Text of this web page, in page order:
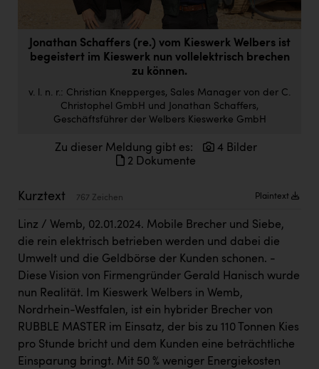
Doppler Gruppe
ERLUS AG
everfield
Firmenradl
Fristads Austria
HIG Infomotion Group
Immotech
INTERSPAR
Jesolo
Kärcher
Karin Liedl
Jonathan Schaffers (re.) vom Kieswerk Welbers ist
begeistert im Kieswerk nun vollelektrisch brechen
zu können.
v. l. n. r.: Christian Knepperges, Sales Manager von der C.
Christophel GmbH und Jonathan Schaffers,
Geschäftsführer der Welbers Kieswerke GmbH
Zu dieser Meldung gibt es:
4 Bilder
2 Dokumente
Kurztext 767 Zeichen Plaintext
Linz / Wemb, 02.01.2024. Mobile Brecher und Siebe,
die rein elektrisch betrieben werden und dabei die
Umwelt und die Geldbörse der Kunden schonen. -
Diese Vision von Firmengründer Gerald Hanisch wurde
nun Realität. Im Kieswerk Welbers in Wemb,
Nordrhein-Westfalen, ist ein hybrider Brecher von
RUBBLE MASTER im Einsatz, der bis zu 110 Tonnen Kies
pro Stunde bricht und dem Kunden eine beträchtliche
Einsparung bringt. Mit 50 % weniger Energiekosten